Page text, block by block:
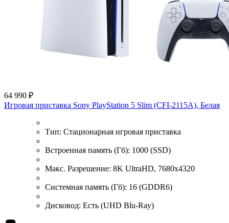
64 990 ₽
Игровая приставка Sony PlayStation 5 Slim (CFI-2115A), Белая
Тип: Стационарная игровая приставка
Встроенная память (Гб): 1000 (SSD)
Макс. Разрешение: 8K UltraHD, 7680x4320
Системная память (Гб): 16 (GDDR6)
Дисковод: Есть (UHD Blu-Ray)